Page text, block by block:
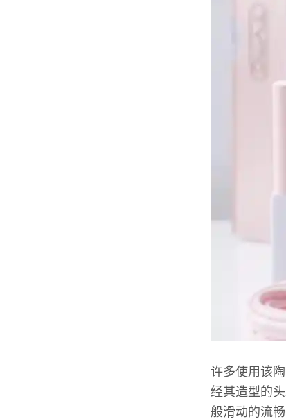
许多使用该
经其造型的
般滑动的流